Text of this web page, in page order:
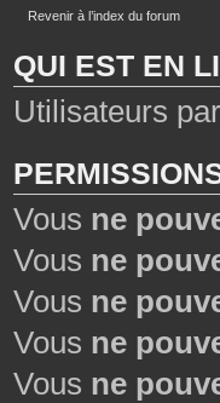
Revenir à l’index du forum
QUI EST EN
Utilisateurs
Vous ne
Vous ne
Vous ne
Vous ne
Vous ne